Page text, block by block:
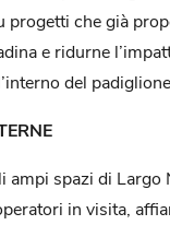
progetti che già
e ridurne
del
ampi spazi di
in visita,